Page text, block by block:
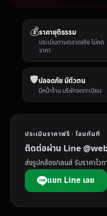
💰ราคายุติธรรม
ประเมินตามตลาดจริง ไม่กด
ราคา
🛡️ปลอดภัย มีตัวตน
มีหน้าร้าน บริษัทจดทะเบียน
ประเมินราคาฟรี · โอนทันที
ติดต่อผ่าน Line
ส่งรูปกล้อง/เลนส์ รับราคาไว
แชท Line เลย